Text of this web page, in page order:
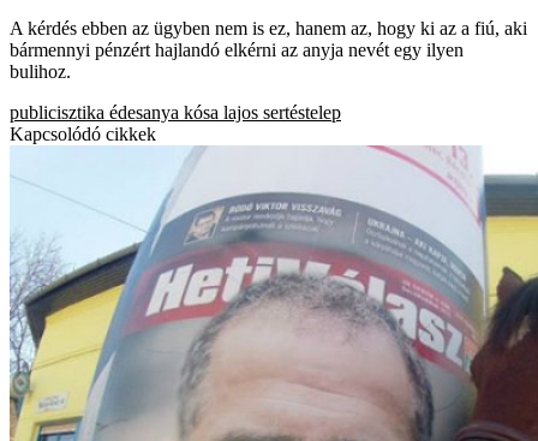
A kérdés ebben az ügyben nem is ez, hanem az, hogy ki az a fiú, aki
bármennyi pénzért hajlandó elkérni az anyja nevét egy ilyen
bulihoz.
publicisztika édesanya kósa lajos sertéstelep
Kapcsolódó cikkek